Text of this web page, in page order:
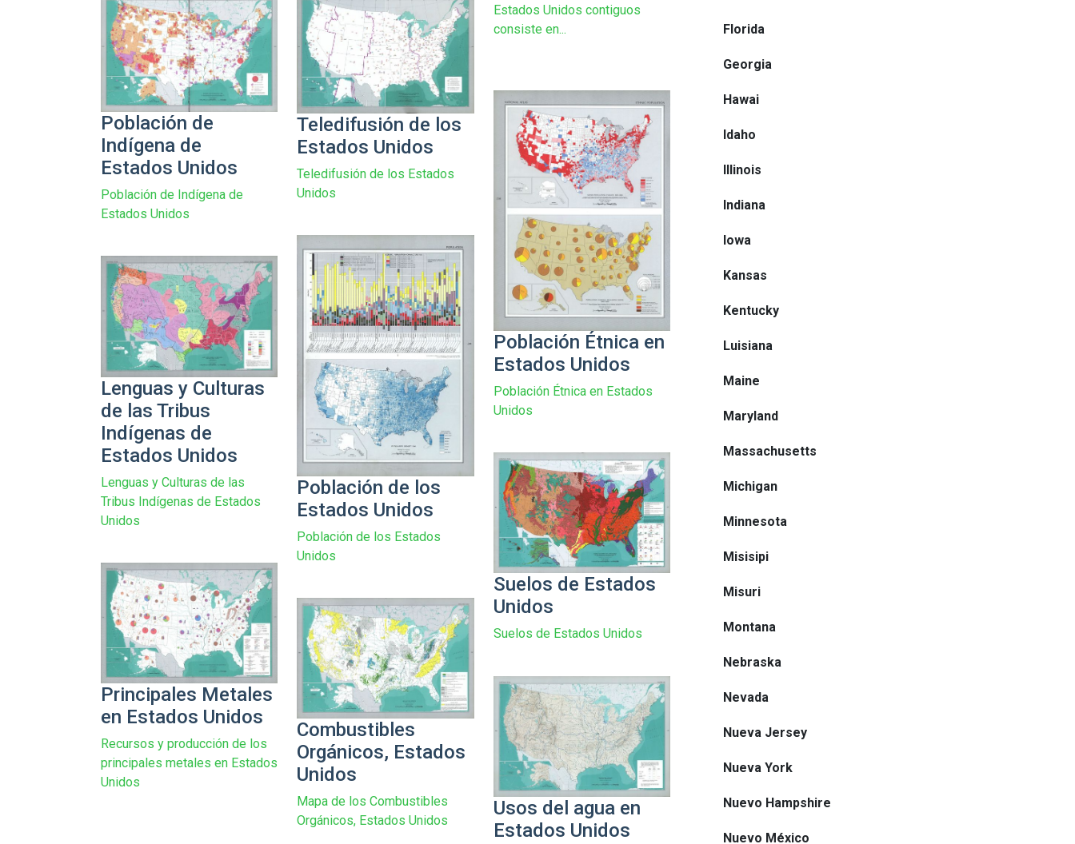
Estados Unidos contiguos
consiste en...
Teledifusión de los
Estados Unidos
Teledifusión de los Estados
Unidos
Población de
Indígena de
Estados Unidos
Población de Indígena de
Estados Unidos
Población Étnica en
Estados Unidos
Población Étnica en Estados
Unidos
Población de los
Estados Unidos
Población de los Estados
Unidos
Lenguas y Culturas
de las Tribus
Indígenas de
Estados Unidos
Lenguas y Culturas de las
Tribus Indígenas de Estados
Unidos
Suelos de Estados
Unidos
Suelos de Estados Unidos
Principales Metales
en Estados Unidos
Recursos y producción de los
principales metales en Estados
Unidos
Combustibles
Orgánicos, Estados
Unidos
Mapa de los Combustibles
Orgánicos, Estados Unidos
Usos del agua en
Estados Unidos
Florida
Georgia
Hawai
Idaho
Illinois
Indiana
Iowa
Kansas
Kentucky
Luisiana
Maine
Maryland
Massachusetts
Michigan
Minnesota
Misisipi
Misuri
Montana
Nebraska
Nevada
Nueva Jersey
Nueva York
Nuevo Hampshire
Nuevo México